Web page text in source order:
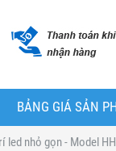
BẢNG GIÁ SẢN
led nhỏ gọn - Model